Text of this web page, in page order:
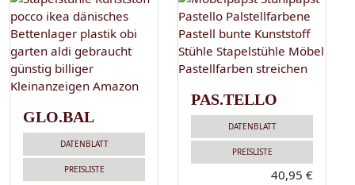
GLO.BAL
DATENBLATT
PREISLISTE
PAS.TELLO
DATENBLATT
PREISLISTE
40,95 €